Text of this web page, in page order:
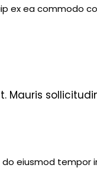
ex ea commodo
Mauris
eiusmod